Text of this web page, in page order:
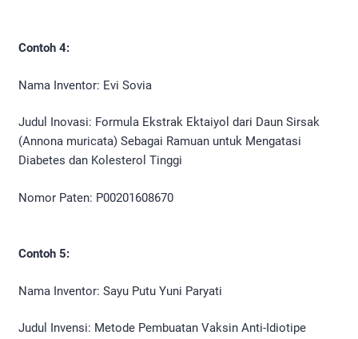
Contoh 4:
Nama Inventor: Evi Sovia
Judul Inovasi: Formula Ekstrak Ektaiyol dari Daun Sirsak
(Annona muricata) Sebagai Ramuan untuk Mengatasi
Diabetes dan Kolesterol Tinggi
Nomor Paten: P00201608670
Contoh 5:
Nama Inventor: Sayu Putu Yuni Paryati
Judul Invensi: Metode Pembuatan Vaksin Anti-Idiotipe